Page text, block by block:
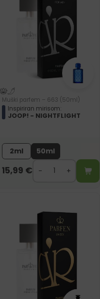
Muški parfem – 663 (50ml)
Inspiriran mirisom:
JOOP! - NIGHTFLIGHT
2ml 50ml
15,99 €